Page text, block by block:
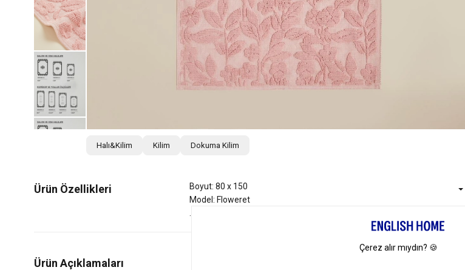
Halı&Kilim Kilim Dokuma Kilim
Ürün Özellikleri
Boyut: 80 x 150
Model: Floweret
Ürün Açıklamaları